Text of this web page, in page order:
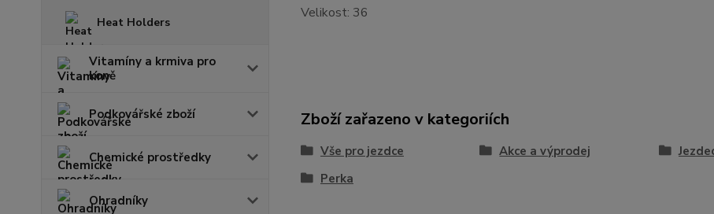
Heat Holders
Vitamíny a krmiva pro
koně
Podkovářské zboží
Chemické prostředky
Ohradníky
Velikost: 36
Zboží zařazeno v kategoriích
Vše pro jezdce Akce a výprodej
Perka